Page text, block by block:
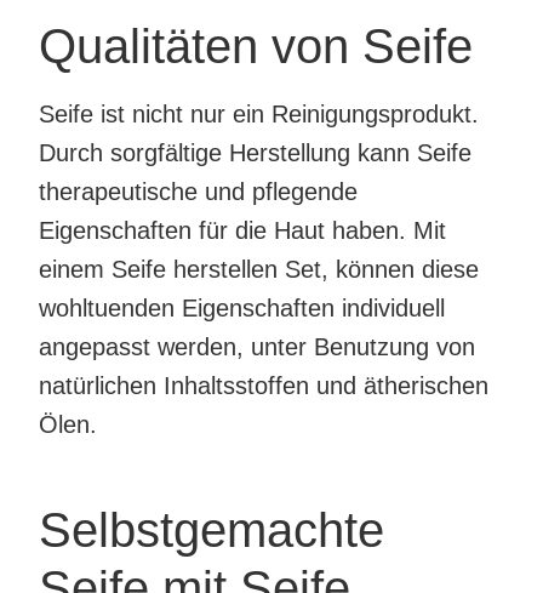
Qualitäten von Seife
Seife ist nicht nur ein Reinigungsprodukt.
Durch sorgfältige Herstellung kann Seife
therapeutische und pflegende
Eigenschaften für die Haut haben. Mit
einem Seife herstellen Set, können diese
wohltuenden Eigenschaften individuell
angepasst werden, unter Benutzung von
natürlichen Inhaltsstoffen und ätherischen
Ölen.
Selbstgemachte